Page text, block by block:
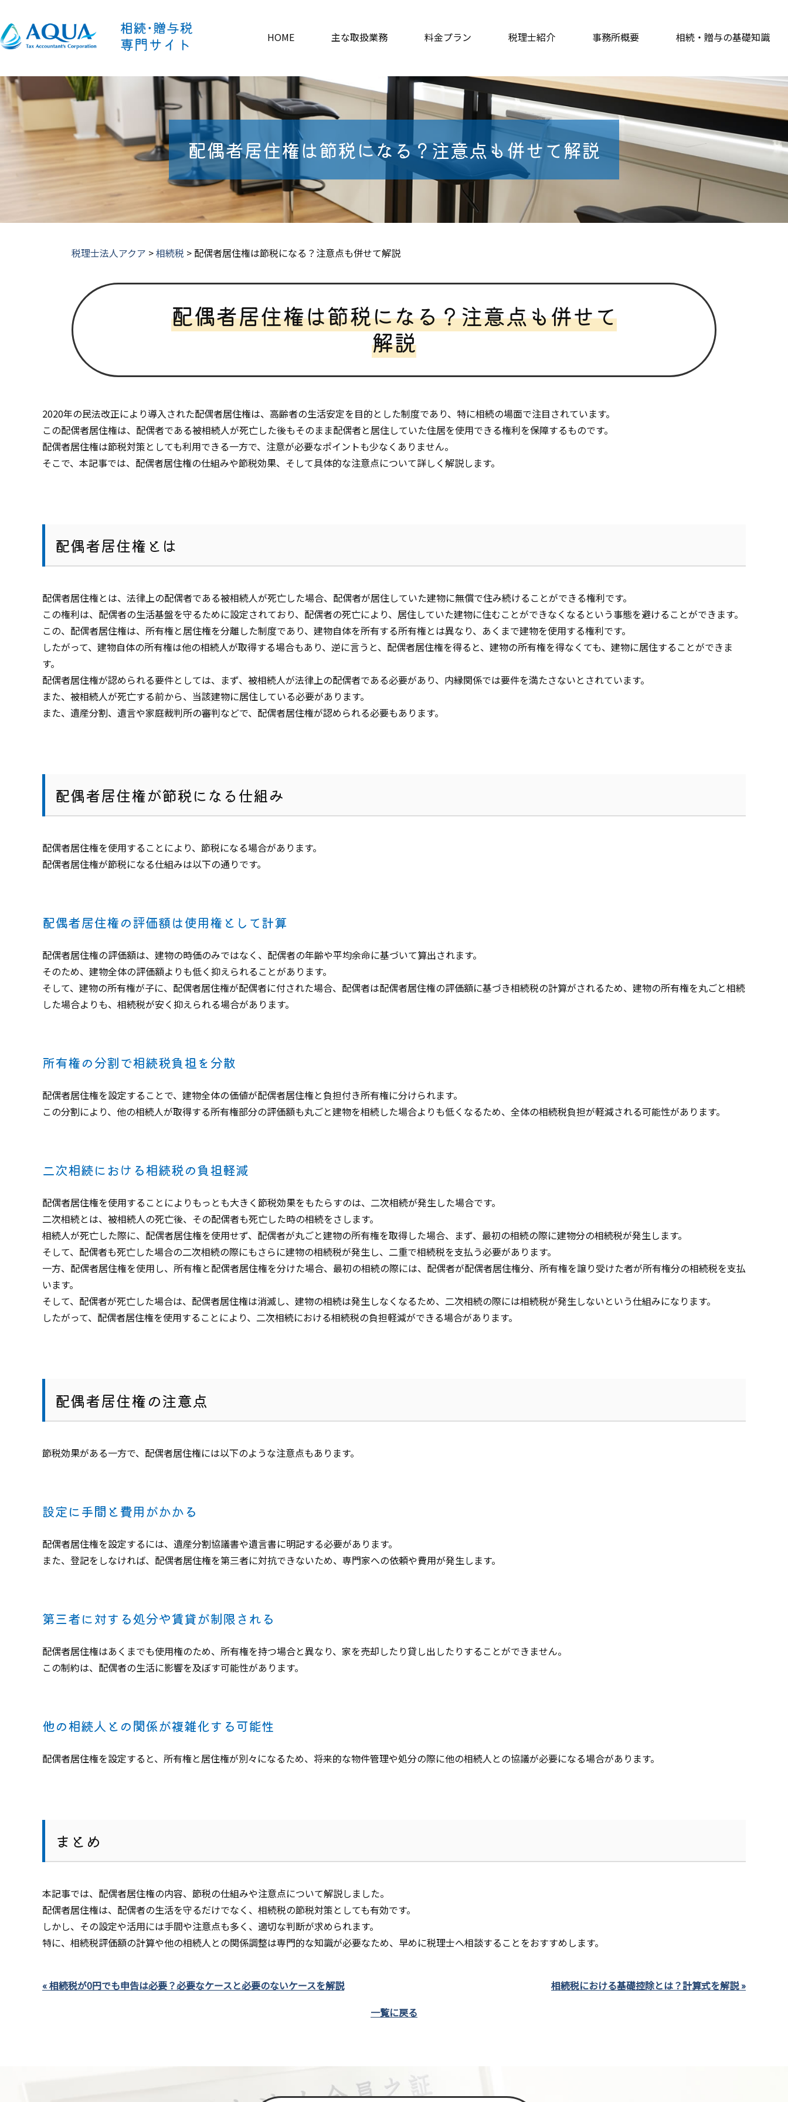
HOME 主な取扱業務 料金プラン 税理士紹介 事務所概要 相続・贈与の基礎知識
配偶者居住権は節税になる？注意点も併せて解説
税理士法人アクア >相続税 > 配偶者居住権は節税になる？注意点も併せて解説
配偶者居住権は節税になる？注意点も併せて
解説
2020年の民法改正により導入された配偶者居住権は、高齢者の生活安定を目的とした制度であり、特に相続の場面で注目されています。
この配偶者居住権は、配偶者である被相続人が死亡した後もそのまま配偶者と居住していた住居を使用できる権利を保障するものです。
配偶者居住権は節税対策としても利用できる一方で、注意が必要なポイントも少なくありません。
そこで、本記事では、配偶者居住権の仕組みや節税効果、そして具体的な注意点について詳しく解説します。
配偶者居住権とは
配偶者居住権とは、法律上の配偶者である被相続人が死亡した場合、配偶者が居住していた建物に無償で住み続けることができる権利です。
この権利は、配偶者の生活基盤を守るために設定されており、配偶者の死亡により、居住していた建物に住むことができなくなるという事態を避けることができます。
この、配偶者居住権は、所有権と居住権を分離した制度であり、建物自体を所有する所有権とは異なり、あくまで建物を使用する権利です。
したがって、建物自体の所有権は他の相続人が取得する場合もあり、逆に言うと、配偶者居住権を得ると、建物の所有権を得なくても、建物に居住することができま
す。
配偶者居住権が認められる要件としては、まず、被相続人が法律上の配偶者である必要があり、内縁関係では要件を満たさないとされています。
また、被相続人が死亡する前から、当該建物に居住している必要があります。
また、遺産分割、遺言や家庭裁判所の審判などで、配偶者居住権が認められる必要もあります。
配偶者居住権が節税になる仕組み
配偶者居住権を使用することにより、節税になる場合があります。
配偶者居住権が節税になる仕組みは以下の通りです。
配偶者居住権の評価額は使用権として計算
配偶者居住権の評価額は、建物の時価のみではなく、配偶者の年齢や平均余命に基づいて算出されます。
そのため、建物全体の評価額よりも低く抑えられることがあります。
そして、建物の所有権が子に、配偶者居住権が配偶者に付された場合、配偶者は配偶者居住権の評価額に基づき相続税の計算がされるため、建物の所有権を丸ごと相続
した場合よりも、相続税が安く抑えられる場合があります。
所有権の分割で相続税負担を分散
配偶者居住権を設定することで、建物全体の価値が配偶者居住権と負担付き所有権に分けられます。
この分割により、他の相続人が取得する所有権部分の評価額も丸ごと建物を相続した場合よりも低くなるため、全体の相続税負担が軽減される可能性があります。
二次相続における相続税の負担軽減
配偶者居住権を使用することによりもっとも大きく節税効果をもたらすのは、二次相続が発生した場合です。
二次相続とは、被相続人の死亡後、その配偶者も死亡した時の相続をさします。
相続人が死亡した際に、配偶者居住権を使用せず、配偶者が丸ごと建物の所有権を取得した場合、まず、最初の相続の際に建物分の相続税が発生します。
そして、配偶者も死亡した場合の二次相続の際にもさらに建物の相続税が発生し、二重で相続税を支払う必要があります。
一方、配偶者居住権を使用し、所有権と配偶者居住権を分けた場合、最初の相続の際には、配偶者が配偶者居住権分、所有権を譲り受けた者が所有権分の相続税を支払
います。
そして、配偶者が死亡した場合は、配偶者居住権は消滅し、建物の相続は発生しなくなるため、二次相続の際には相続税が発生しないという仕組みになります。
したがって、配偶者居住権を使用することにより、二次相続における相続税の負担軽減ができる場合があります。
配偶者居住権の注意点
節税効果がある一方で、配偶者居住権には以下のような注意点もあります。
設定に手間と費用がかかる
配偶者居住権を設定するには、遺産分割協議書や遺言書に明記する必要があります。
また、登記をしなければ、配偶者居住権を第三者に対抗できないため、専門家への依頼や費用が発生します。
第三者に対する処分や賃貸が制限される
配偶者居住権はあくまでも使用権のため、所有権を持つ場合と異なり、家を売却したり貸し出したりすることができません。
この制約は、配偶者の生活に影響を及ぼす可能性があります。
他の相続人との関係が複雑化する可能性
配偶者居住権を設定すると、所有権と居住権が別々になるため、将来的な物件管理や処分の際に他の相続人との協議が必要になる場合があります。
まとめ
本記事では、配偶者居住権の内容、節税の仕組みや注意点について解説しました。
配偶者居住権は、配偶者の生活を守るだけでなく、相続税の節税対策としても有効です。
しかし、その設定や活用には手間や注意点も多く、適切な判断が求められます。
特に、相続税評価額の計算や他の相続人との関係調整は専門的な知識が必要なため、早めに税理士へ相談することをおすすめします。
« 相続税が0円でも申告は必要？必要なケースと必要のないケースを解説
相続税における基礎控除とは？計算式を解説 »
一覧に戻る